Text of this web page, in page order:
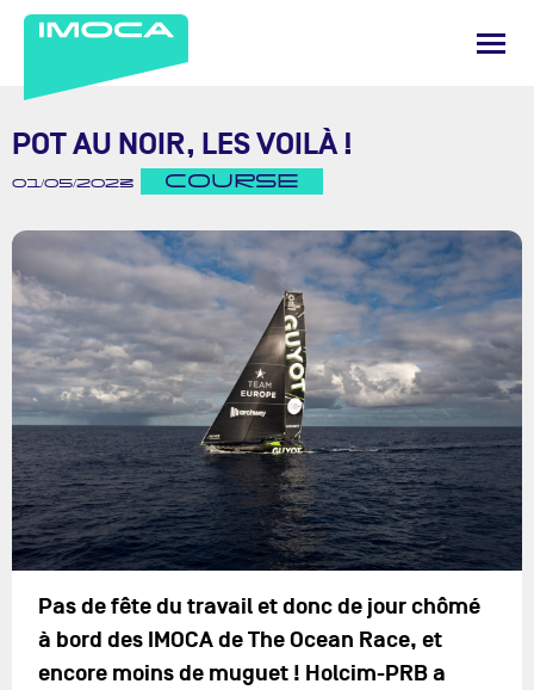
POT AU NOIR, LES VOILÀ !
01/05/2023 COURSE
Pas de fête du travail et donc de jour chômé
à bord des IMOCA de The Ocean Race, et
encore moins de muguet ! Holcim-PRB a